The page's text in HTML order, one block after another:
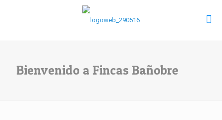
Bienvenido a Fincas Bañobre